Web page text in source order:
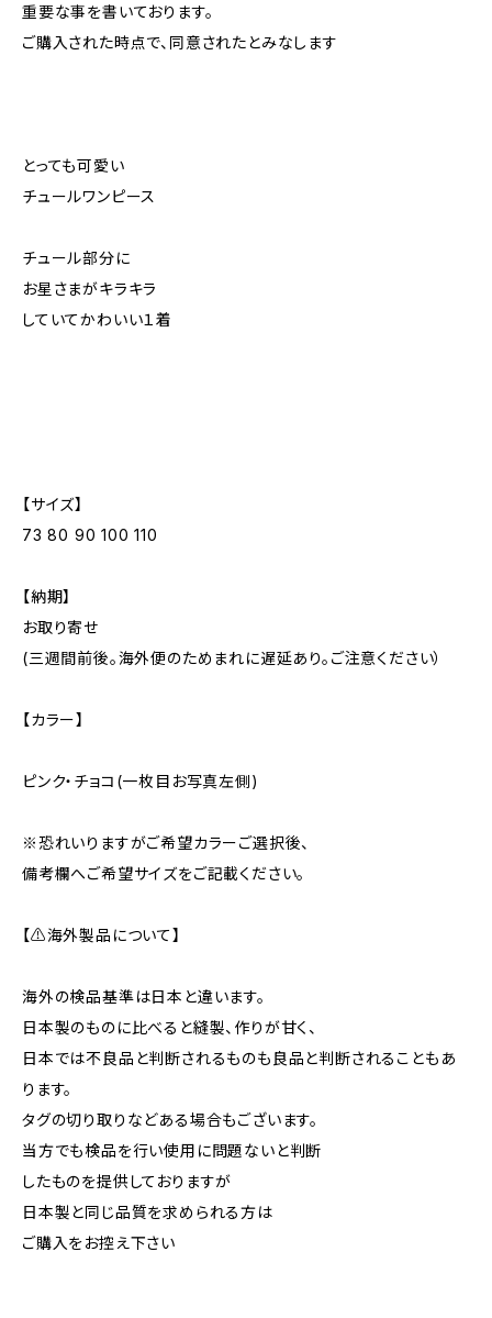
重要な事を書いております。
ご購入された時点で、同意されたとみなします
とっても可愛い
チュールワンピース
チュール部分に
お星さまがキラキラ
していてかわいい１着
【サイズ】
73 80 90 100 110
【納期】
お取り寄せ
(三週間前後。海外便のためまれに遅延あり。ご注意ください）
【カラー】
ピンク・チョコ(一枚目お写真左側)
※恐れいりますがご希望カラーご選択後、
備考欄へご希望サイズをご記載ください。
【⚠海外製品について】
海外の検品基準は日本と違います。
日本製のものに比べると縫製、作りが甘く、
日本では不良品と判断されるものも良品と判断されることもあ
ります。
タグの切り取りなどある場合もございます。
当方でも検品を行い使用に問題ないと判断
したものを提供しておりますが
日本製と同じ品質を求められる方は
ご購入をお控え下さい